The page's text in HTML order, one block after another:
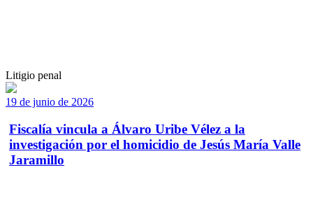
Litigio penal
19 de junio de 2026
Fiscalía vincula a Álvaro Uribe Vélez a la
investigación por el homicidio de Jesús María Valle
Jaramillo